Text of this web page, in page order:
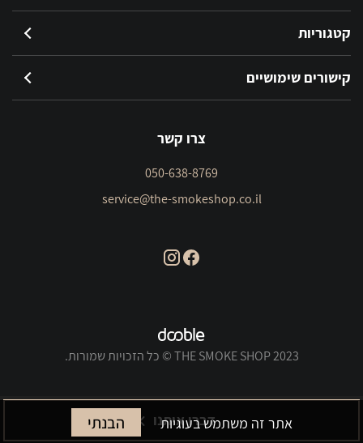
דברו איתנו
קטגוריות
קישורים שימושיים
צרו קשר
050-638-8769
service@the-smokeshop.co.il
THE SMOKE SHOP 2023 © כל הזכויות שמורות.
אתר זה משתמש בעוגיות הבנתי